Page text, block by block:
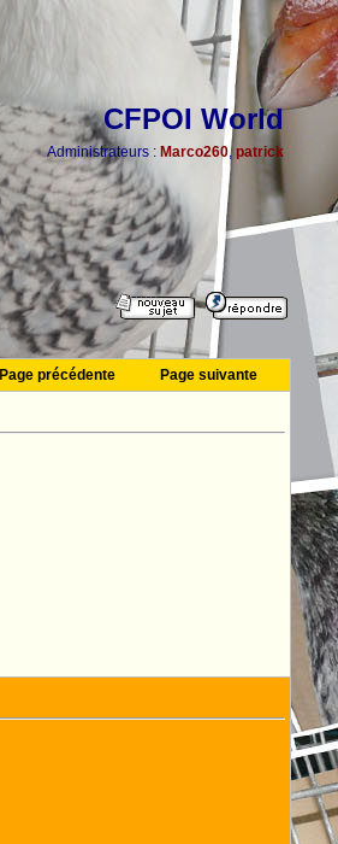
CFPOI World
Administrateurs : Marco260, patrick
Page précédente
Page suivante